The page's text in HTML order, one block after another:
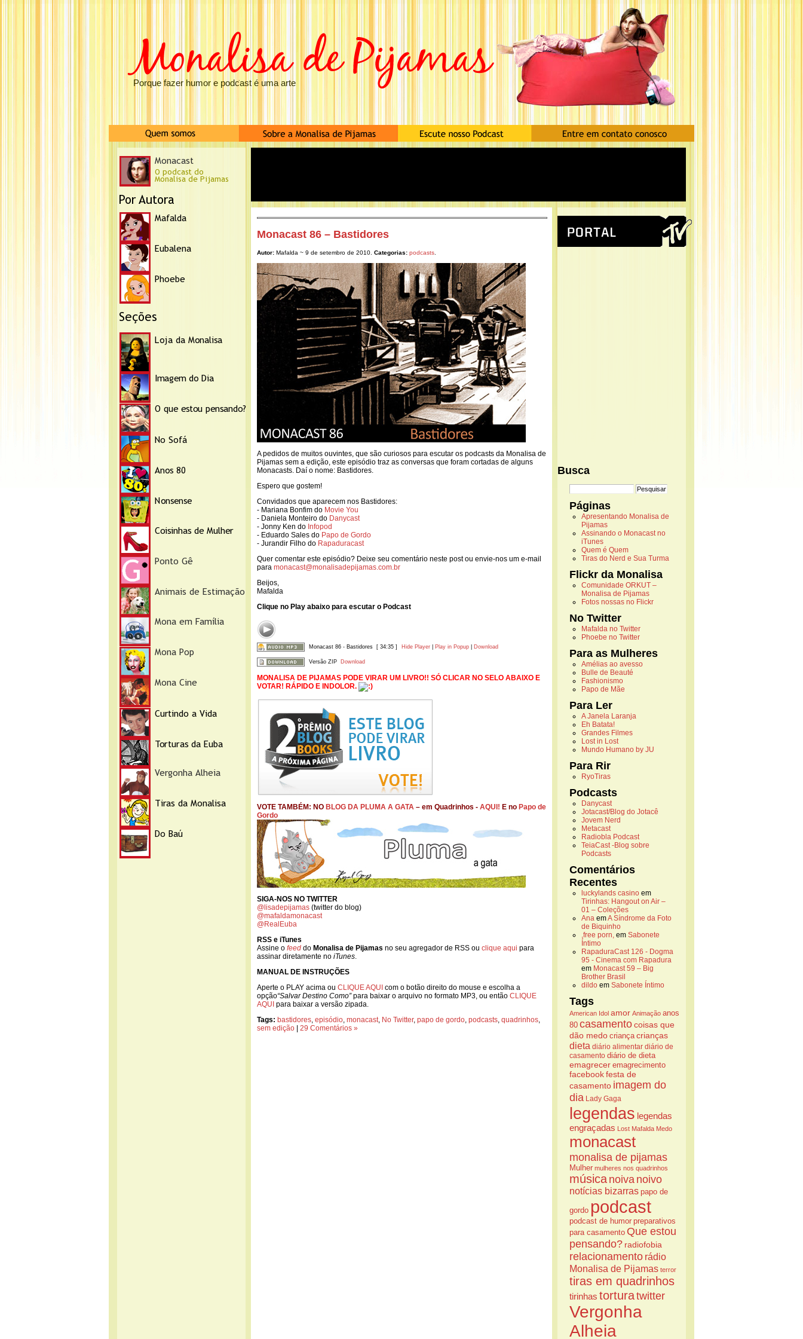
Porque fazer humor e podcast é uma arte
Monacast 86 – Bastidores
Autor: Mafalda ~ 9 de setembro de 2010. Categorias: podcasts
A pedidos de muitos ouvintes, que são curiosos para escutar os podcasts da Monalisa de
Pijamas sem a edição, este episódio traz as conversas que foram cortadas de alguns
Monacasts. Daí o nome: Bastidores.
Espero que gostem!
Convidados que aparecem nos Bastidores:
- Mariana Bonfim do Movie You
- Daniela Monteiro do Danycast
- Jonny Ken do Infopod
- Eduardo Sales do Papo de Gordo
- Jurandir Filho do Rapaduracast
Quer comentar este episódio? Deixe seu comentário neste post ou envie-nos um e-mail
para monacast@monalisadepijamas.com.br
Beijos,
Mafalda
Clique no Play abaixo para escutar o Podcast
Monacast 86 - Bastidores [ 34:35 ] Hide Player| Play in Popup| Download
Versão ZIP Download
MONALISA DE PIJAMAS PODE VIRAR UM LIVRO!! SÓ CLICAR NO SELO ABAIXO E
VOTAR! RÁPIDO E INDOLOR.
VOTE TAMBÉM: NO BLOG DA PLUMA A GATA – em Quadrinhos - AQUI! E no Papo de
Gordo
SIGA-NOS NO TWITTER
@lisadepijamas (twitter do blog)
@mafaldamonacast
@RealEuba
RSS e iTunes
Assine o feed do Monalisa de Pijamas no seu agregador de RSS ou clique aqui para
assinar diretamente no iTunes
MANUAL DE INSTRUÇÕES
Aperte o PLAY acima ou CLIQUE AQUI com o botão direito do mouse e escolha a
opção“Salvar Destino Como”para baixar o arquivo no formato MP3, ou então CLIQUE
AQUI para baixar a versão zipada.
Tags: bastidores episódio monacast No Twitter, papo de gordo podcasts quadrinhos
sem edição | 29 Comentários »
Busca
Páginas
Apresentando Monalisa de
Pijamas
Assinando o Monacast no
iTunes
Quem é Quem
Tiras do Nerd e Sua Turma
Flickr da Monalisa
Comunidade ORKUT –
Monalisa de Pijamas
Fotos nossas no Flickr
No Twitter
Mafalda no Twitter
Phoebe no Twitter
Para as Mulheres
Amélias ao avesso
Bulle de Beauté
Fashionismo
Papo de Mãe
Para Ler
A Janela Laranja
Eh Batata!
Grandes Filmes
Lost in Lost
Mundo Humano by JU
Para Rir
RyoTiras
Podcasts
Danycast
Jotacast/Blog do Jotacê
Jovem Nerd
Metacast
Radiobla Podcast
TeiaCast -Blog sobre
Podcasts
Comentários
Recentes
luckylands casino em
Tirinhas: Hangout on Air –
01 – Coleções
Ana emA Síndrome da Foto
de Biquinho
,free porn, em Sabonete
Íntimo
RapaduraCast 126 - Dogma
95 - Cinema com Rapadura
em Monacast 59 – Big
Brother Brasil
dildo em Sabonete Íntimo
Tags
American Idol amor Animação anos
80 casamentocoisas que
dão medo criança crianças
dieta diário alimentar diário de
casamento diário de dieta
emagrecer emagrecimento
facebookfesta de
casamento imagem do
dia Lady Gaga
legendas legendas
engraçadas Lost Mafalda Medo
monacast
monalisa de pijamas
Mulher mulheres nos quadrinhos
música noiva noivo
notícias bizarras papo de
gordo podcast
podcast de humor preparativos
para casamento Que estou
pensando? radiofobia
relacionamento rádio
Monalisa de Pijamas terror
tiras em quadrinhos
tirinhas torturatwitter
Vergonha
Alheia